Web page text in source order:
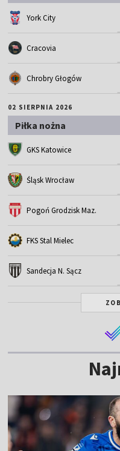
York City
Cracovia
Chrobry Głogów
02 SIERPNIA 2026
Piłka nożna
GKS Katowice
Śląsk Wrocław
Pogoń Grodzisk Maz.
FKS Stal Mielec
Sandecja N. Sącz